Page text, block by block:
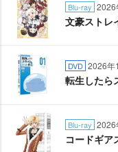
Blu-ray 2026
文豪ストレ
DVD 2026年
転生したら
Blu-ray 2026
コードギ